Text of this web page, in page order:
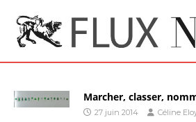
Marcher, classer,
27 juin 2014 Céline